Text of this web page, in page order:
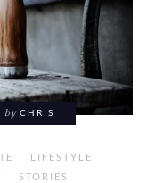
byCHRIS
LIFESTYLE
STORIES